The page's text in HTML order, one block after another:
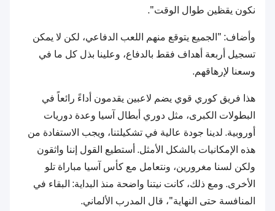
نكون يقظين طوال الوقت".
وأضاف: "الجميع يتوقع منهم اللعب الدفاعي، لكن لا يمكن
تسجيل أربعة أهداف فقط بالدفاع، وعلينا بذل كل ما في
وسعنا لإرهاقهم.
هذا فريق كوري قوي يضم لاعبين يقدمون أداءً رائعاً في
البطولات الكبرى، مثل دوري أبطال آسيا وعدة دوريات
أوروبية. لدينا جودة عالية في تشكيلتنا، ويجب الاستفادة من
هذه الإمكانيات بالشكل الأمثل. أستطيع القول إننا واثقون
ولكن لسنا مغرورين، ونتعامل مع كأس آسيا مباراة تلو
الأخرى. ومع ذلك، كانت نيتنا واضحة منذ البداية: البقاء في
المنافسة حتى النهاية"، قال المدرب الألماني.